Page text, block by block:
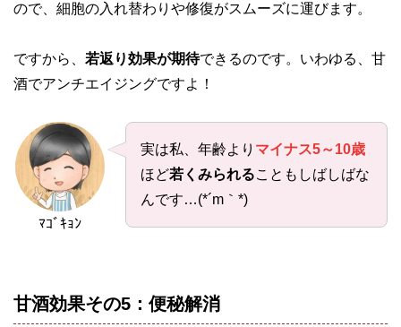
ので、細胞の入れ替わりや修復がスムーズに運びます。
ですから、 若返り効果が期待できるのです。いわゆる、甘
酒でアンチエイジングですよ！
ﾏｺﾞｷｮﾝ
実は私、年齢より マイナス5～10歳
ほど若くみられることもしばしばな
んです…(*´m｀*)
甘酒効果その5：便秘解消